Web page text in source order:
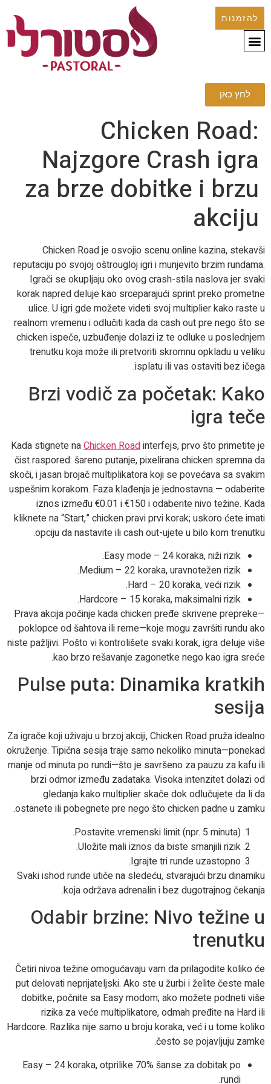
להזמנות
לחץ כאן
Chicken Road:
Najzgore Crash igra
za brze dobitke i brzu
akciju
Chicken Road je osvojio scenu online kazina, stekavši
reputaciju po svojoj oštrougloj igri i munjevito brzim rundama.
Igrači se okupljaju oko ovog crash-stila naslova jer svaki
korak napred deluje kao srceparajući sprint preko prometne
ulice. U igri gde možete videti svoj multiplier kako raste u
realnom vremenu i odlučiti kada da cash out pre nego što se
chicken ispeče, uzbuđenje dolazi iz te odluke u poslednjem
trenutku koja može ili pretvoriti skromnu opkladu u veliku
isplatu ili vas ostaviti bez ičega.
Brzi vodič za početak: Kako
igra teče
Kada stignete naChicken Roadinterfejs, prvo što primetite je
čist raspored: šareno putanje, pixelirana chicken spremna da
skoči, i jasan brojač multiplikatora koji se povećava sa svakim
uspešnim korakom. Faza klađenja je jednostavna — odaberite
iznos između €0.01 i €150 i odaberite nivo težine. Kada
kliknete na “Start,” chicken pravi prvi korak; uskoro ćete imati
opciju da nastavite ili cash out-ujete u bilo kom trenutku.
Easy mode – 24 koraka, niži rizik.
Medium – 22 koraka, uravnotežen rizik.
Hard – 20 koraka, veći rizik.
Hardcore – 15 koraka, maksimalni rizik.
Prava akcija počinje kada chicken pređe skrivene prepreke—
poklopce od šahtova ili rerne—koje mogu završiti rundu ako
niste pažljivi. Pošto vi kontrolišete svaki korak, igra deluje više
kao brzo rešavanje zagonetke nego kao igra sreće.
Pulse puta: Dinamika kratkih
sesija
Za igrače koji uživaju u brzoj akciji, Chicken Road pruža idealno
okruženje. Tipična sesija traje samo nekoliko minuta—ponekad
manje od minuta po rundi—što je savršeno za pauzu za kafu ili
brzi odmor između zadataka. Visoka intenzitet dolazi od
gledanja kako multiplier skače dok odlučujete da li da
ostanete ili pobegnete pre nego što chicken padne u zamku.
Postavite vremenski limit (npr. 5 minuta).
Uložite mali iznos da biste smanjili rizik.
Igrajte tri runde uzastopno.
Svaki ishod runde utiče na sledeću, stvarajući brzu dinamiku
koja održava adrenalin i bez dugotrajnog čekanja.
Odabir brzine: Nivo težine u
trenutku
Četiri nivoa težine omogućavaju vam da prilagodite koliko će
put delovati neprijateljski. Ako ste u žurbi i želite česte male
dobitke, počnite sa Easy modom; ako možete podneti više
rizika za veće multiplikatore, odmah pređite na Hard ili
Hardcore. Razlika nije samo u broju koraka, već i u tome koliko
često se pojavljuju zamke.
Easy – 24 koraka, otprilike 70% šanse za dobitak po
rundi.